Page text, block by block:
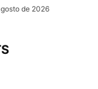
de 2026